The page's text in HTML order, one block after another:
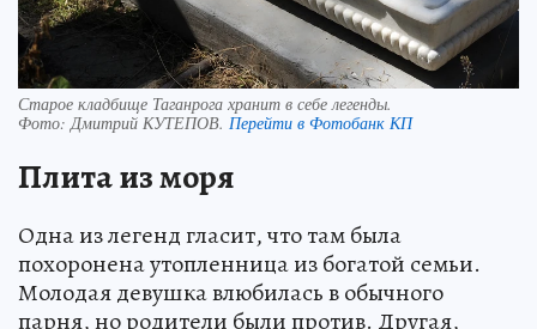
Старое кладбище Таганрога хранит в себе легенды.
Фото:Дмитрий КУТЕПОВ. Перейти в Фотобанк КП
Плита из моря
Одна из легенд гласит, что там была
похоронена утопленница из богатой семьи.
Молодая девушка влюбилась в обычного
парня, но родители были против. Другая,